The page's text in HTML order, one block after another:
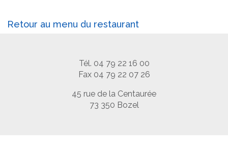
Retour au menu du restaurant
Tél. 04 79 22 16 00
Fax 04 79 22 07 26
45 rue de la Centaurée
73 350 Bozel